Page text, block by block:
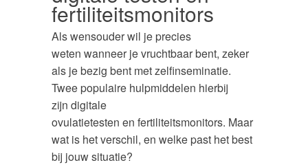
fertiliteitsmonitors
Als wensouder wil je precies
weten wanneer je vruchtbaar bent, zeker
als je bezig bent met zelfinseminatie.
Twee populaire hulpmiddelen hierbij
zijn digitale
ovulatietesten en fertiliteitsmonitors. Maar
wat is het verschil, en welke past het best
bij jouw situatie?